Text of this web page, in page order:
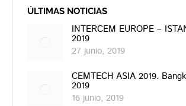
ÚLTIMAS NOTICIAS
INTERCEM EUROPE –
2019
27 junio, 2019
CEMTECH ASIA 2019.
2019
16 junio, 2019